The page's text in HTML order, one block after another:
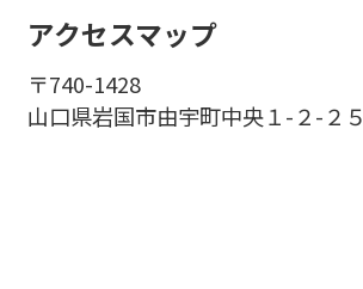
アクセスマップ
〒740-1428
山口県岩国市由宇町中央１-２-２５